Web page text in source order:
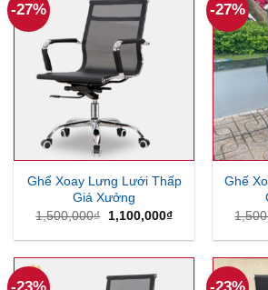
-27%
Ghế Xoay Lưng Lưới Thấp
Giá Xưởng
1,500,000₫
Giá
là:
1,100,000₫Giá
tại
1,100,000₫.
-27%
Ghế